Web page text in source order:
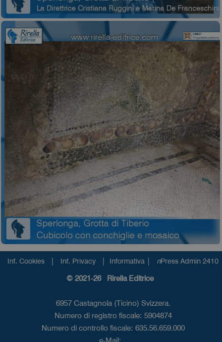
Inf. Cookies | Inf. Privacy | Informativa | nPress Admin 2410
© 2021-26 Rirella Editrice
6957 Castagnola (Ticino) Svizzera.
Numero di registro fiscale: 5904874
Numero di controllo fiscale: 635.56.659.000
e-Mail: